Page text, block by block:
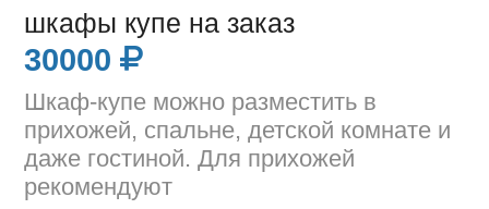
шкафы купе на заказ
30000
Шкаф-купе можно разместить в
прихожей, спальне, детской комнате и
даже гостиной. Для прихожей
рекомендуют